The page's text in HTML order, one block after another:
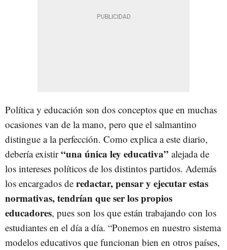
Política y educación son dos conceptos que en muchas
ocasiones van de la mano, pero que el salmantino
distingue a la perfección. Como explica a este diario,
debería existir“una única ley educativa” alejada de
los intereses políticos de los distintos partidos. Además
los encargados de redactar, pensar y ejecutar estas
normativas, tendrían que ser los propios
educadores, pues son los que están trabajando con los
estudiantes en el día a día. “Ponemos en nuestro sistema
modelos educativos que funcionan bien en otros países,